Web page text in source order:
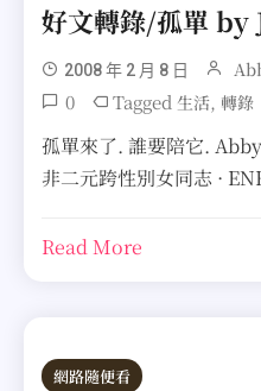
好文轉錄/孤單 by
2008 年 2 月 8 日
0 Tagged 生活, 轉錄
孤單來了. 誰要陪它.
非二元跨性別女同志 ·
Read More
網路隨便看